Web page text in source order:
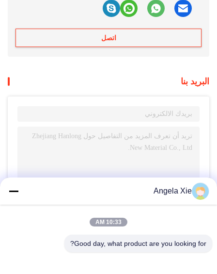
اتصل
البريد بنا
Angela Xie
10:33 AM
Good day, what product are you looking for?